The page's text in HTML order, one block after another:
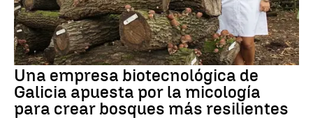
Una empresa biotecnológica de
Galicia apuesta por la micología
para crear bosques más resilientes